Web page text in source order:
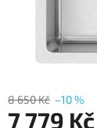
8 650 Kč –10 %
7 779 Kč